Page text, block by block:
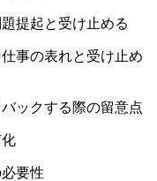
提起と受け止める
事の表れと受け止め
ックする際の留意点
要性